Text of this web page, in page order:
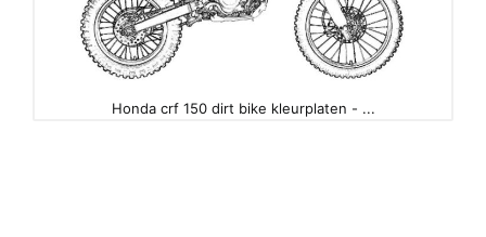
Honda crf 150 dirt bike kleurplaten - ...